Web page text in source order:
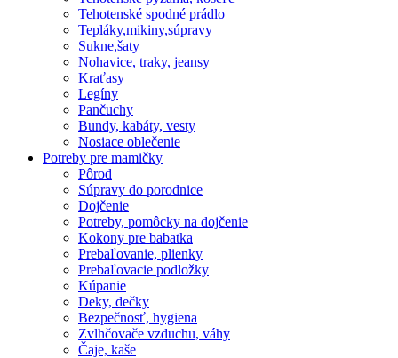
Tehotenské spodné prádlo
Tepláky,mikiny,súpravy
Sukne,šaty
Nohavice, traky, jeansy
Kraťasy
Legíny
Pančuchy
Bundy, kabáty, vesty
Nosiace oblečenie
Potreby pre mamičky
Pôrod
Súpravy do porodnice
Dojčenie
Potreby, pomôcky na dojčenie
Kokony pre babatka
Prebaľovanie, plienky
Prebaľovacie podložky
Kúpanie
Deky, dečky
Bezpečnosť, hygiena
Zvlhčovače vzduchu, váhy
Čaje, kaše